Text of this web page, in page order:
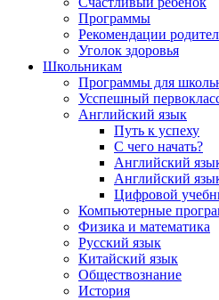
Программы
Рекомендации
Уголок здоровья
Школьникам
Программы для
Усспешный
Английский язык
Путь к успеху
С чего начать?
Английский
Английский
Цифровой
Компьютерные
Физика и математика
Русский язык
Китайский язык
Обществознание
История